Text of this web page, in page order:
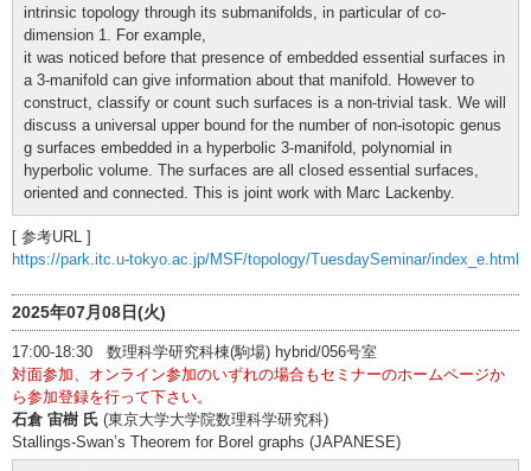
intrinsic topology through its submanifolds, in particular of co-
dimension 1. For example,
it was noticed before that presence of embedded essential surfaces in
a 3-manifold can give information about that manifold. However to
construct, classify or count such surfaces is a non-trivial task. We will
discuss a universal upper bound for the number of non-isotopic genus
g surfaces embedded in a hyperbolic 3-manifold, polynomial in
hyperbolic volume. The surfaces are all closed essential surfaces,
oriented and connected. This is joint work with Marc Lackenby.
[ 参考URL ]
https://park.itc.u-tokyo.ac.jp/MSF/topology/TuesdaySeminar/index_e.html
2025年07月08日(火)
17:00-18:30 数理科学研究科棟(駒場) hybrid/056号室
対面参加、オンライン参加のいずれの場合もセミナーのホームページか
ら参加登録を行って下さい。
石倉 宙樹 氏 (東京大学大学院数理科学研究科)
Stallings-Swan’s Theorem for Borel graphs (JAPANESE)